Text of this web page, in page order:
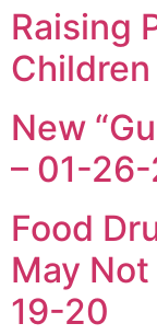
Raising
New
– 01-
Food
May
19-20